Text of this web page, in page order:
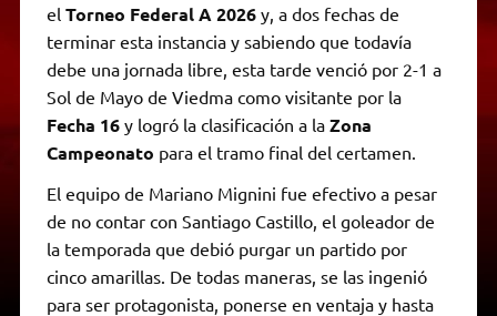
el Torneo Federal A 2026y, a dos fechas de
terminar esta instancia y sabiendo que todavía
debe una jornada libre, esta tarde venció por 2-1 a
Sol de Mayo de Viedma como visitante por la
Fecha 16y logró la clasificación a la Zona
Campeonato para el tramo final del certamen.
El equipo de Mariano Mignini fue efectivo a pesar
de no contar con Santiago Castillo, el goleador de
la temporada que debió purgar un partido por
cinco amarillas. De todas maneras, se las ingenió
para ser protagonista, ponerse en ventaja y hasta